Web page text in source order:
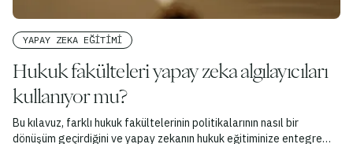
YAPAY ZEKA EĞITIMI
Hukuk fakülteleri yapay zeka algılayıcıları
kullanıyor mu?
Bu kılavuz, farklı hukuk fakültelerinin politikalarının nasıl bir
dönüşüm geçirdiğini ve yapay zekanın hukuk eğitiminize entegre